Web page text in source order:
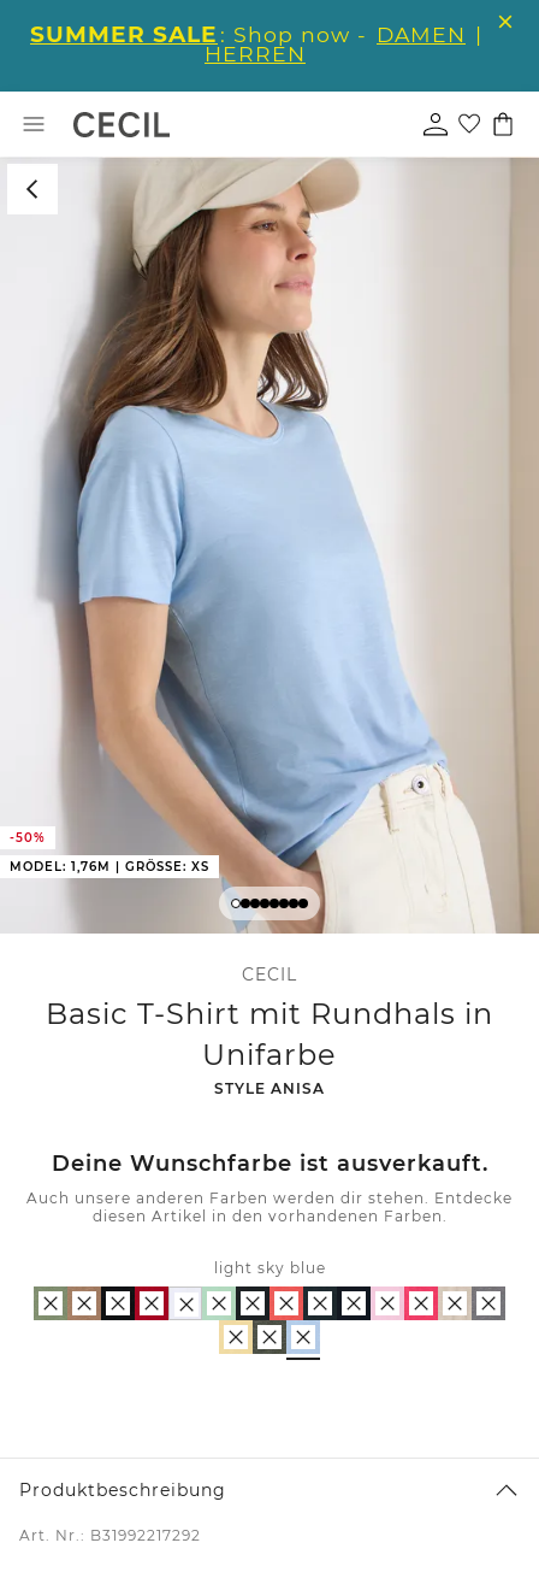
SUMMER SALE : Shop now - DAMEN |
HERREN
-50%
MODEL: 1,76M | GRÖSSE: XS
CECIL
Basic T-Shirt mit Rundhals in
Unifarbe
-
STYLE ANISA
Deine Wunschfarbe ist ausverkauft.
Auch unsere anderen Farben werden dir stehen. Entdecke
diesen Artikel in den vorhandenen Farben.
light sky blue
Produktbeschreibung
Art. Nr.: B31992217292